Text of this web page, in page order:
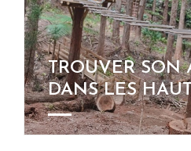
TROUVER SON
DANS LES